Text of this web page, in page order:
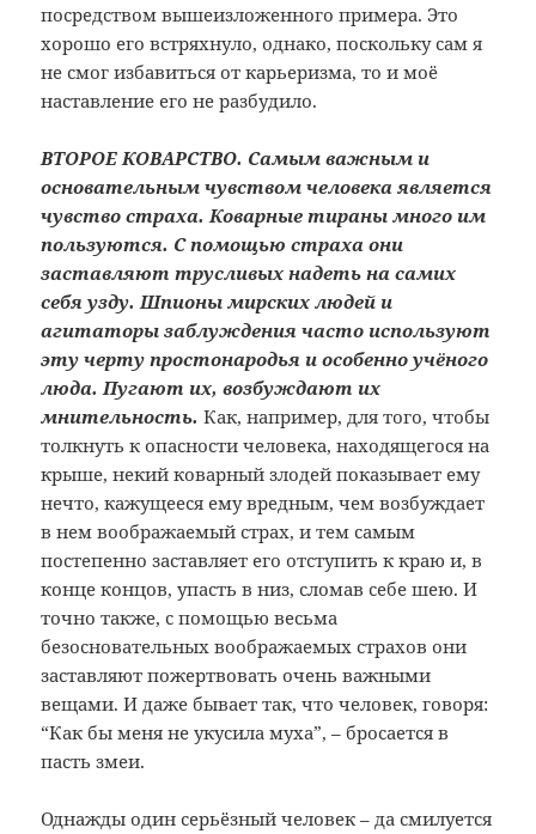
посредством вышеизложенного примера. Это
хорошо его встряхнуло, однако, поскольку сам я
не смог избавиться от карьеризма, то и моё
наставление его не разбудило.
ВТОРОЕ КОВАРСТВО. Самым важным и
основательным чувством человека является
чувство страха. Коварные тираны много им
пользуются. С помощью страха они
заставляют трусливых надеть на самих
себя узду. Шпионы мирских людей и
агитаторы заблуждения часто используют
эту черту простонародья и особенно учёного
люда. Пугают их, возбуждают их
мнительность. Как, например, для того, чтобы
толкнуть к опасности человека, находящегося на
крыше, некий коварный злодей показывает ему
нечто, кажущееся ему вредным, чем возбуждает
в нем воображаемый страх, и тем самым
постепенно заставляет его отступить к краю и, в
конце концов, упасть в низ, сломав себе шею. И
точно также, с помощью весьма
безосновательных воображаемых страхов они
заставляют пожертвовать очень важными
вещами. И даже бывает так, что человек, говоря:
“Как бы меня не укусила муха”, – бросается в
пасть змеи.
Однажды один серьёзный человек – да смилуется